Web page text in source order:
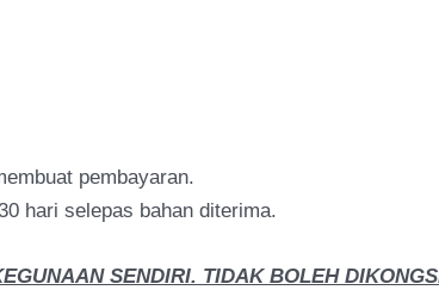
pembayaran.
hari selepas bahan diterima.
SENDIRI. TIDAK BOLEH